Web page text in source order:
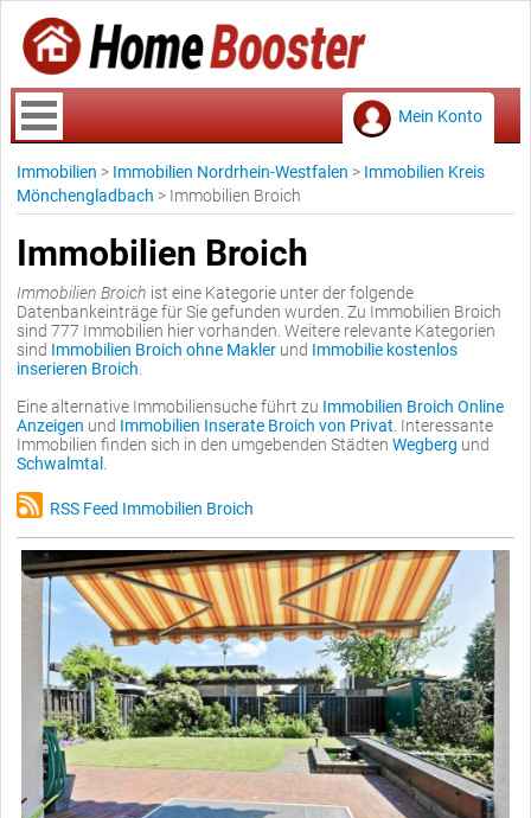
Mein Konto
Immobilien > Immobilien Nordrhein-Westfalen > Immobilien Kreis
Mönchengladbach > Immobilien Broich
Immobilien Broich
Immobilien Broich ist eine Kategorie unter der folgende
Datenbankeinträge für Sie gefunden wurden. Zu Immobilien Broich
sind 777 Immobilien hier vorhanden. Weitere relevante Kategorien
sind Immobilien Broich ohne Makler und Immobilie kostenlos
inserieren Broich
Eine alternative Immobiliensuche führt zu Immobilien Broich Online
Anzeigen und Immobilien Inserate Broich von Privat . Interessante
Immobilien finden sich in den umgebenden Städten Wegberg und
Schwalmtal
RSS Feed Immobilien Broich